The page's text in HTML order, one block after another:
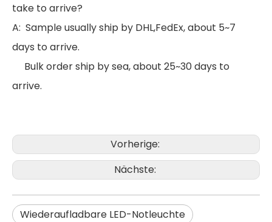
take to arrive?
A: Sample usually ship by DHL,FedEx, about 5~7
days to arrive.
Bulk order ship by sea, about 25~30 days to
arrive.
Vorherige:
Nächste:
Wiederaufladbare LED-Notleuchte
Hochwertige IP65 wasserdichte Aluminium-Solar-LED-Straßenlaterne für den Außenbereich CE RoHS Aluminium IP65 SMD 250w LED Außenmast Straßenlaterne Straßenlaterne